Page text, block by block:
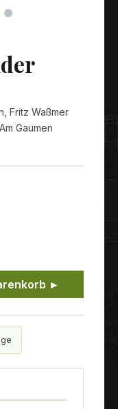
Fritz Waßmer
Gaumen
►